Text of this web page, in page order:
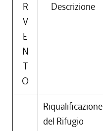
R
V
E
N
T
O
Descrizione
Riqualificazione
del Rifugio